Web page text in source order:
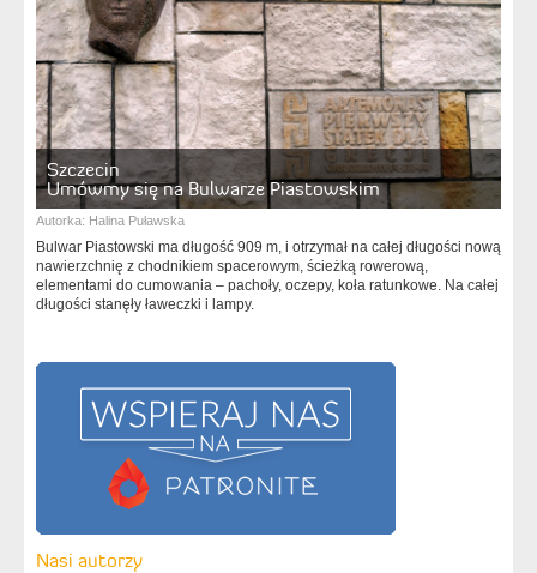
Szczecin
Umówmy się na Bulwarze Piastowskim
Autorka: Halina Puławska
Bulwar Piastowski ma długość 909 m, i otrzymał na całej długości nową
nawierzchnię z chodnikiem spacerowym, ścieżką rowerową,
elementami do cumowania – pachoły, oczepy, koła ratunkowe. Na całej
długości stanęły ławeczki i lampy.
Nasi autorzy